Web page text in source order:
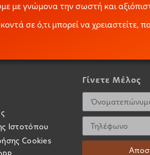
με γνώμονα την σωστή και
σε ό,τι μπορεί να χρειαστείτε,
Ιστοτόπου
Cookies
Γίνετε Μέλος